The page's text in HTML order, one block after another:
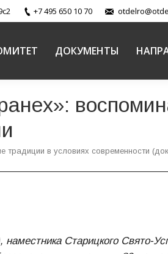
+7 495 650 10 70
ДОКУМЕНТЫ
традиции в условиях современности
, наместника Старицкого Свято-